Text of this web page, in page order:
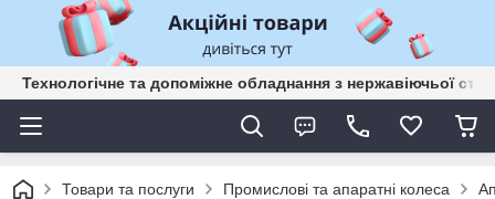
Технологічне та допоміжне обладнання з нержавіючьої
Товари та послуги Промислові та апаратні колеса